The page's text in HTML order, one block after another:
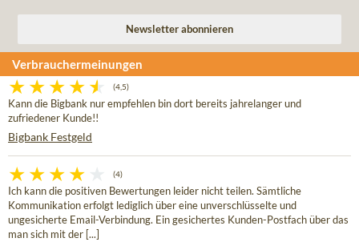
Verbrauchermeinungen
(4,5)
Kann die Bigbank nur empfehlen bin dort bereits jahrelanger und
zufriedener Kunde!!
Bigbank Festgeld
(4)
Ich kann die positiven Bewertungen leider nicht teilen. Sämtliche
Kommunikation erfolgt lediglich über eine unverschlüsselte und
ungesicherte Email-Verbindung. Ein gesichertes Kunden-Postfach über das
man sich mit der [...]